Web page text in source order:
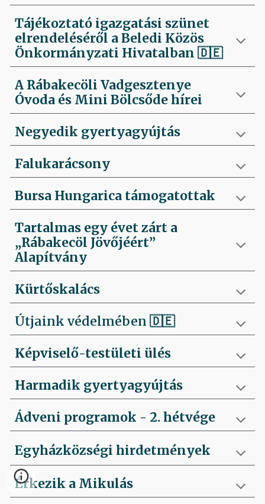
Tájékoztató igazgatási szünet
elrendeléséről a Beledi Közös
Önkormányzati Hivatalban🇩🇪
A Rábakecöli Vadgesztenye
Óvoda és Mini Bölcsőde hírei
Negyedik gyertyagyújtás
Falukarácsony
Bursa Hungarica támogatottak
Tartalmas egy évet zárt a
„Rábakecöl Jövőjéért”
Alapítvány
Kürtőskalács
Útjaink védelmében🇩🇪
Képviselő-testületi ülés
Harmadik gyertyagyújtás
Ádveni programok - 2. hétvége
Egyházközségi hirdetmények
Érkezik a Mikulás